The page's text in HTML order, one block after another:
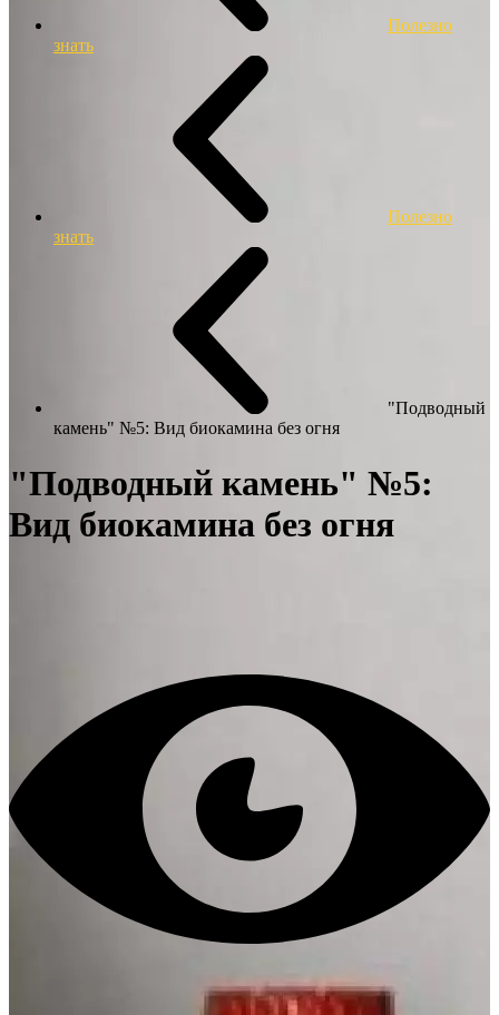
Полезно
знать
Полезно
знать
"Подводный
камень" №5: Вид биокамина без огня
"Подводный камень" №5:
Вид биокамина без огня